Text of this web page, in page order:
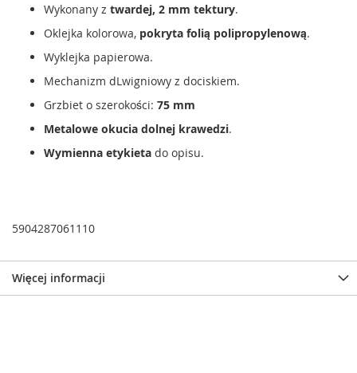
Wykonany z twardej, 2 mm tektury.
Oklejka kolorowa, pokryta folią polipropylenową.
Wyklejka papierowa.
Mechanizm dLwigniowy z dociskiem.
Grzbiet o szerokości: 75 mm
Metalowe okucia dolnej krawedzi.
Wymienna etykieta do opisu.
5904287061110
Więcej informacji